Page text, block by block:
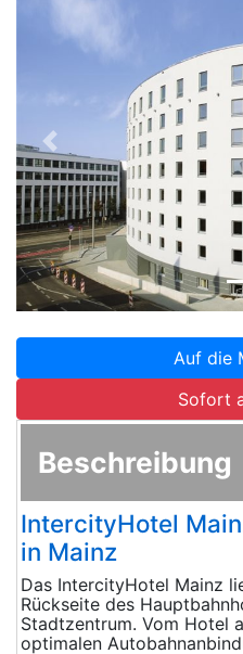
Zurück
Auf die
Sofort
Beschreibung
IntercityHotel
in Mainz
Das IntercityHotel Mainz
Rückseite des
Stadtzentrum. Vom Hotel
optimalen